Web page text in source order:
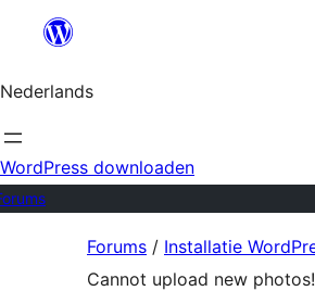
de
inhoud
Nederlands
WordPress downloaden
Forums / Installatie
Cannot upload new